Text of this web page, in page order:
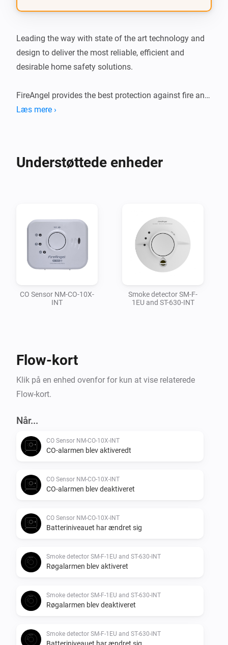
Leading the way with state of the art technology and
design to deliver the most reliable, efficient and
desirable home safety solutions.
FireAngel provides the best protection against fire and
carbon monoxide that modern technology can
Læs mere ›
Understøttede enheder
CO Sensor NM-CO-10X-
INT
Smoke detector SM-F-
1EU and ST-630-INT
Flow-kort
Klik på en enhed ovenfor for kun at vise relaterede
Flow-kort.
Når...
CO Sensor NM-CO-10X-INT
CO-alarmen blev aktiveredt
CO Sensor NM-CO-10X-INT
CO-alarmen blev deaktiveret
CO Sensor NM-CO-10X-INT
Batteriniveauet har ændret sig
Smoke detector SM-F-1EU and ST-630-INT
Røgalarmen blev aktiveret
Smoke detector SM-F-1EU and ST-630-INT
Røgalarmen blev deaktiveret
Smoke detector SM-F-1EU and ST-630-INT
Batteriniveauet har ændret sig